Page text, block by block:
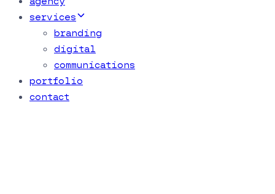
services
branding
digital
communications
portfolio
contact